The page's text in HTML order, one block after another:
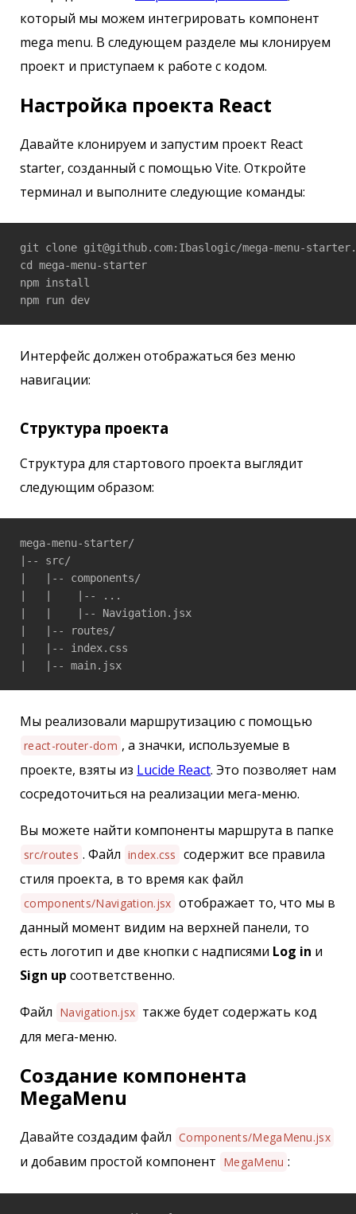
который мы можем интегрировать компонент
mega menu. В следующем разделе мы клонируем
проект и приступаем к работе с кодом.
Настройка проекта React
Давайте клонируем и запустим проект React
starter, созданный с помощью Vite. Откройте
терминал и выполните следующие команды:
git clone git@github.com:Ibaslogic/mega-menu-
cd mega-menu-starter
npm install
npm run dev
Интерфейс должен отображаться без меню
навигации:
Структура проекта
Структура для стартового проекта выглядит
следующим образом:
mega-menu-starter/
|-- src/
|   |-- components/
|   |    |-- ...
|   |    |-- Navigation.jsx
|   |-- routes/
|   |-- index.css
|   |-- main.jsx
Мы реализовали маршрутизацию с помощью
react-router-dom , а значки, используемые в
проекте, взяты из Lucide React. Это позволяет нам
сосредоточиться на реализации мега-меню.
Вы можете найти компоненты маршрута в папке
src/routes . Файл index.css содержит все правила
стиля проекта, в то время как файл
components/Navigation.jsx отображает то, что мы в
данный момент видим на верхней панели, то
есть логотип и две кнопки с надписями Log in и
Sign up соответственно.
Файл Navigation.jsx также будет содержать код
для мега-меню.
Создание компонента
MegaMenu
Давайте создадим файл Components/MegaMenu.jsx
и добавим простой компонент MegaMenu :